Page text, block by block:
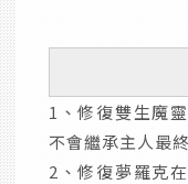
1、修復雙生魔
不會繼承主人最
2、修復夢羅克